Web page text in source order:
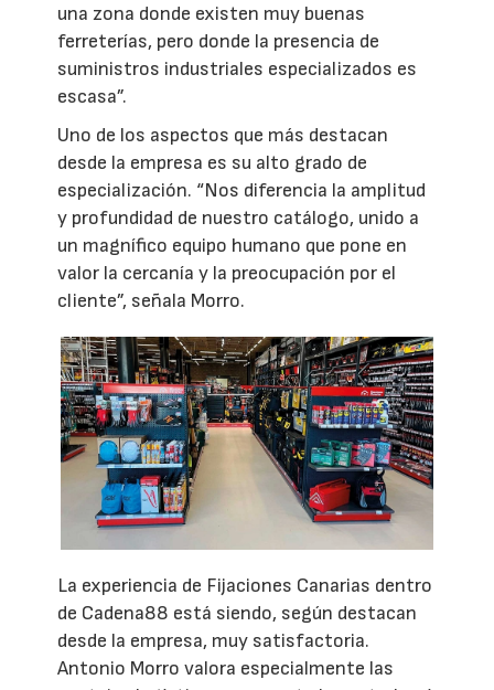
una zona donde existen muy buenas
ferreterías, pero donde la presencia de
suministros industriales especializados es
escasa”.
Uno de los aspectos que más destacan
desde la empresa es su alto grado de
especialización. “Nos diferencia la amplitud
y profundidad de nuestro catálogo, unido a
un magnífico equipo humano que pone en
valor la cercanía y la preocupación por el
cliente”, señala Morro.
La experiencia de Fijaciones Canarias dentro
de Cadena88 está siendo, según destacan
desde la empresa, muy satisfactoria.
Antonio Morro valora especialmente las